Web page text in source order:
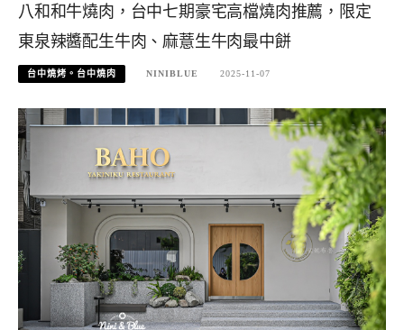
八和和牛燒肉，台中七期豪宅高檔燒肉推薦，限定
東泉辣醬配生牛肉、麻薏生牛肉最中餅
台中燒烤。台中燒肉 NINIBLUE 2025-11-07